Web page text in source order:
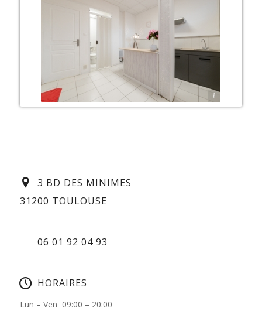
centrelaser3bddesminimes.com
3 BD DES MINIMES
31200 TOULOUSE
06 01 92 04 93
HORAIRES
Lun – Ven 09:00 – 20:00